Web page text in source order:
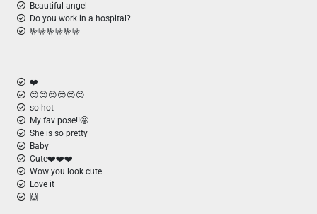
Beautiful angel
Do you work in a hospital?
🤟🤟🤟🤟🤟🤟
❤️
😍😍😍😍😍😍
so hot
My fav pose!!🤩
She is so pretty
Baby
Cute❤️❤️❤️
Wow you look cute
Love it
🙌